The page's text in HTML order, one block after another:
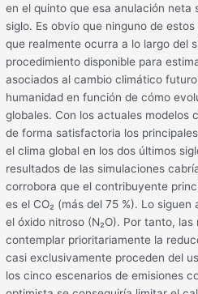
en el quinto que esa anulación neta
siglo. Es obvio que ninguno de
que realmente ocurra a lo largo del
procedimiento disponible para
asociados al cambio climático
humanidad en función de cómo
globales. Con los actuales modelos
de forma satisfactoria los
el clima global en los dos últimos
resultados de las simulaciones
corrobora que el contribuyente
es el CO₂ (más del 75 %). Lo
el óxido nitroso (N₂O). Por tanto, las
contemplar prioritariamente la
casi exclusivamente proceden del
los cinco escenarios de emisiones